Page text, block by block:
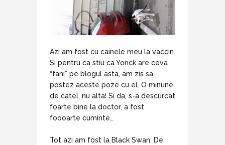
Azi am fost cu cainele meu la vaccin.
Si pentru ca stiu ca Yorick are ceva
“fani” pe blogul asta, am zis sa
postez aceste poze cu el. O minune
de catel, nu alta! Si da, s-a descurcat
foarte bine la doctor, a fost
foooarte cuminte…
Tot azi am fost la Black Swan. De